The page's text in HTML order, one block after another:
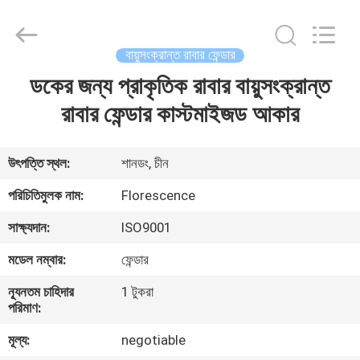
বাড়ি
ভিডিও
আমাদের
সম্পর্কে
ভ্রমণ
Supply
Reserved.
বায়ুসংক্রান্ত রাবার ফেন্ডার
ডকের জন্য প্রাকৃতিক রাবার বায়ুসংক্রান্ত
রাবার ফেন্ডার কাস্টমাইজড আকার
উৎপত্তি স্থল:
শানডং, চীন
পরিচিতিমুলক নাম:
Florescence
সাক্ষ্যদান:
ISO9001
মডেল নম্বার:
ফেন্ডার
ন্যূনতম চাহিদার
পরিমাণ:
1 টুকরা
মূল্য:
negotiable